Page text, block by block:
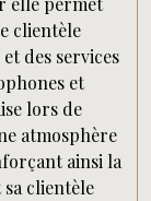
clientèle
des services
et
lors de
atmosphère
ainsi la
clientèle